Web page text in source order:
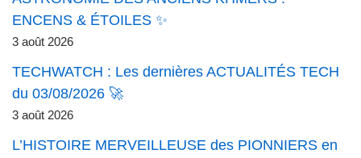
ENCENS & ÉTOILES ✨
3 août 2026
TECHWATCH : Les dernières ACTUALITÉS TECH
du 03/08/2026 🚀
3 août 2026
L’HISTOIRE MERVEILLEUSE des PIONNIERS en